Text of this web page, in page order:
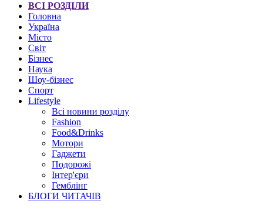
ВСІ РОЗДІЛИ
Головна
Україна
Місто
Світ
Бізнес
Наука
Шоу-бізнес
Спорт
Lifestyle
Всі новини розділу
Fashion
Food&Drinks
Мотори
Гаджети
Подорожі
Інтер'єри
Гемблінг
БЛОГИ ЧИТАЧІВ